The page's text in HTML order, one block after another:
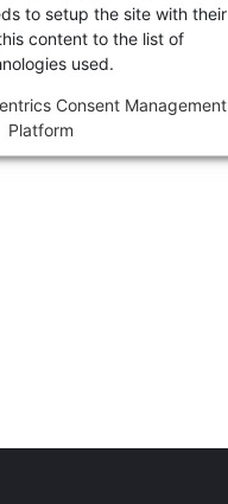
to setup the site with their
content to the list of
used.
Consent Management
Platform